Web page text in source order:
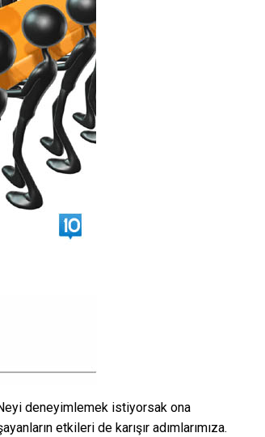
deneyimlemek istiyorsak ona
etkileri de karışır adımlarımıza.